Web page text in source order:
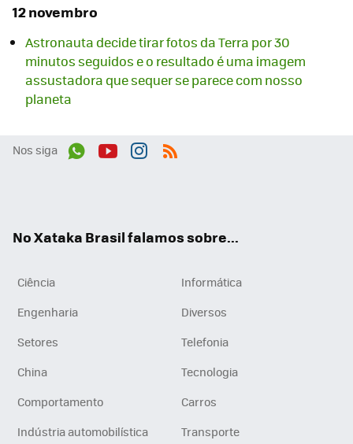
12 novembro
Astronauta decide tirar fotos da Terra por 30
minutos seguidos e o resultado é uma imagem
assustadora que sequer se parece com nosso
planeta
Nos siga
No Xataka Brasil falamos sobre...
Ciência
Informática
Engenharia
Diversos
Setores
Telefonia
China
Tecnologia
Comportamento
Carros
Indústria automobilística
Transporte